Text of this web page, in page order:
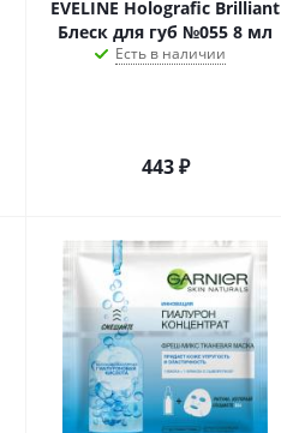
EVELINE Holografic Brilliant
Блеск для губ №055 8 мл
Есть в наличии
443₽